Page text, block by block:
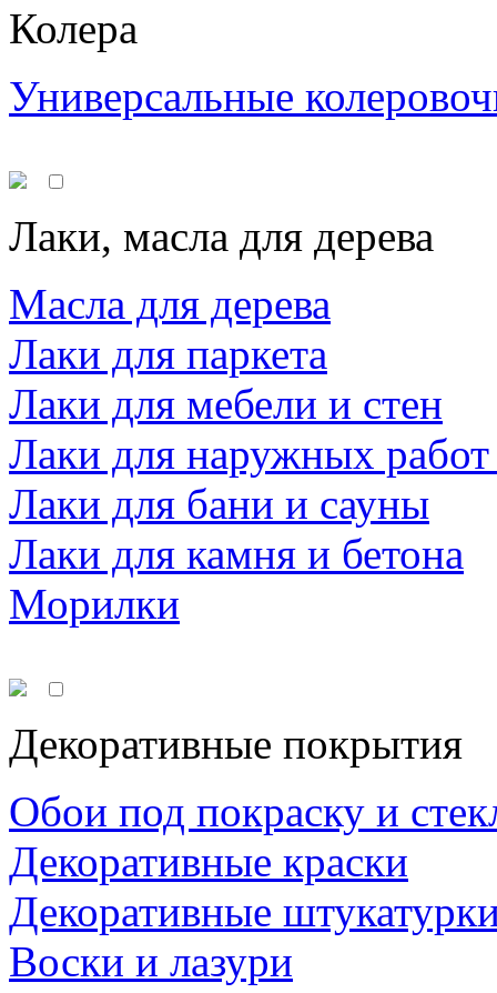
Колера
Универсальные
Лаки, масла для дерева
Масла для дерева
Лаки для паркета
Лаки для мебели и стен
Лаки для наружных
Лаки для бани и сауны
Лаки для камня и бетона
Морилки
Декоративные покрытия
Обои под покраску и
Декоративные краски
Декоративные
Воски и лазури